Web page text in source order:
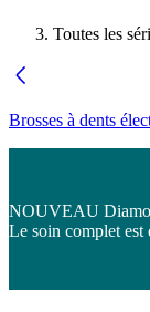
Toutes les
Brosses à dents
NOUVEAU
Le soin complet est